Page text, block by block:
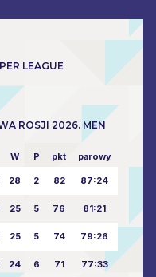
LEAGUE
ROSJI 2026. MEN
W P pkt parowy
28 2 82 87:24
25 5 76 81:21
25 5 74 79:26
24 6 71 77:33